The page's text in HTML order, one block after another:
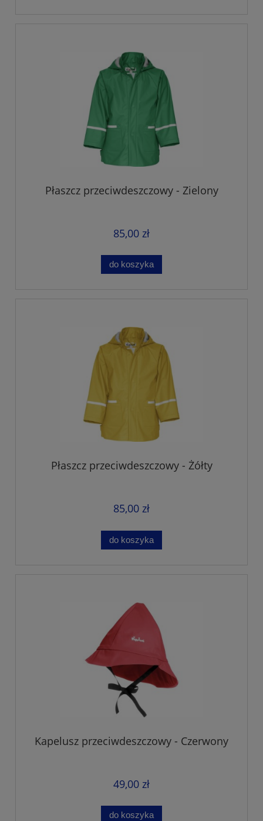
Płaszcz przeciwdeszczowy - Zielony
85,00 zł
do koszyka
Płaszcz przeciwdeszczowy - Żółty
85,00 zł
do koszyka
Kapelusz przeciwdeszczowy - Czerwony
49,00 zł
do koszyka